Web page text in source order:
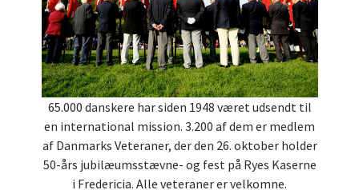
65.000 danskere har siden 1948 været udsendt til
en international mission. 3.200 af dem er medlem
af Danmarks Veteraner, der den 26. oktober holder
50-års jubilæumsstævne- og fest på Ryes Kaserne
i Fredericia. Alle veteraner er velkomne.